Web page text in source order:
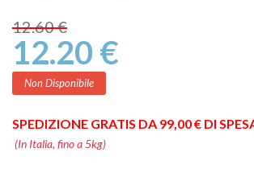
12.60 €
12.20 €
Non Disponibile
SPEDIZIONE GRATIS DA 99,00 € DI
(In Italia, fino a 5kg)